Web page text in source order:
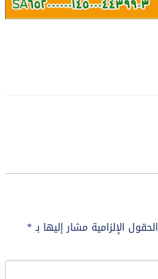
الحقول الإلزامية مشار إليها بـ*